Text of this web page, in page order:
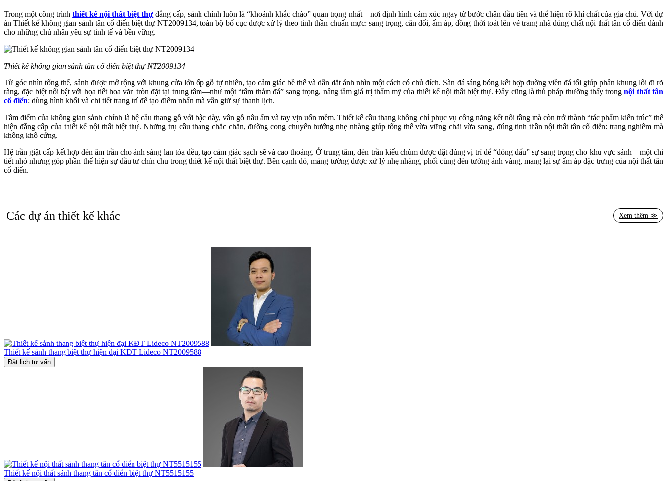
Trong một công trìnhthiết kế nội thất biệt thự đẳng cấp, sảnh chính luôn là “khoảnh khắc chào” quan trọng nhất—nơi định hình cảm xúc ngay từ bước chân đầu tiên và thể hiện rõ khí chất của gia chủ. Với dự
án Thiết kế không gian sảnh tân cổ điển biệt thự NT2009134, toàn bộ bố cục được xử lý theo tinh thần chuẩn mực: sang trọng, cân đối, ấm áp, đồng thời toát lên vẻ trang nhã đúng chất nội thất tân cổ điển dành
cho những chủ nhân yêu sự tinh tế và bền vững.
Thiết kế không gian sảnh tân cổ điển biệt thự NT2009134
Từ góc nhìn tổng thể, sảnh được mở rộng với khung cửa lớn ốp gỗ tự nhiên, tạo cảm giác bề thế và dẫn dắt ánh nhìn một cách có chủ đích. Sàn đá sáng bóng kết hợp đường viền đá tối giúp phân khung lối đi rõ
ràng, đặc biệt nổi bật với họa tiết hoa văn tròn đặt tại trung tâm—như một “tấm thảm đá” sang trọng, nâng tầm giá trị thẩm mỹ của thiết kế nội thất biệt thự. Đây cũng là thủ pháp thường thấy trongnội thất tân
cổ điển: dùng hình khối và chi tiết trang trí để tạo điểm nhấn mà vẫn giữ sự thanh lịch.
Tâm điểm của không gian sảnh chính là hệ cầu thang gỗ với bậc dày, vân gỗ nâu ấm và tay vịn uốn mềm. Thiết kế cầu thang không chỉ phục vụ công năng kết nối tầng mà còn trở thành “tác phẩm kiến trúc” thể
hiện đẳng cấp của thiết kế nội thất biệt thự. Những trụ cầu thang chắc chắn, đường cong chuyển hướng nhẹ nhàng giúp tổng thể vừa vững chãi vừa sang, đúng tinh thần nội thất tân cổ điển: trang nghiêm mà
không khô cứng.
Hệ trần giật cấp kết hợp đèn âm trần cho ánh sáng lan tỏa đều, tạo cảm giác sạch sẽ và cao thoáng. Ở trung tâm, đèn trần kiểu chùm được đặt đúng vị trí để “đóng dấu” sự sang trọng cho khu vực sảnh—một chi
tiết nhỏ nhưng góp phần thể hiện sự đầu tư chỉn chu trong thiết kế nội thất biệt thự. Bên cạnh đó, mảng tường được xử lý nhẹ nhàng, phối cùng đèn tường ánh vàng, mang lại sự ấm áp đặc trưng của nội thất tân
cổ điển.
Tổng thể, NT2009134 cho thấy một không gian sảnh được thiết kế “đúng tỷ lệ – đúng chất liệu – đúng ánh sáng”, tạo nên ấn tượng đầu tiên đẳng cấp và đáng nhớ, đồng thời đồng bộ hoàn hảo với tinh thần thiết
kế nội thất biệt thự cao cấp.
sảnh – cầu thang, lựa chọn vật liệu gỗ/đá, ánh sáng và giải pháp thi công trọn gói, đảm bảo đẹp chuẩn gu và xứng tầm gia chủ.
Các dự án thiết kế khác Xem thêm ≫
Thiết kế sảnh thang biệt thự hiện đại KĐT Lideco NT2009588
Đặt lịch tư vấn
Thiết kế nội thất sảnh thang tân cổ điển biệt thự NT5515155